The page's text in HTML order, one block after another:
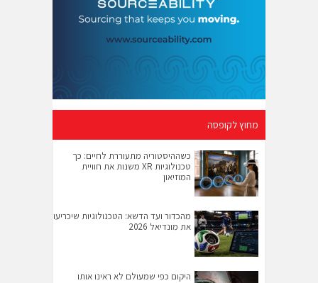
מחוץ לקופסה
כשההיסטוריה מתעוררת לחיים: כך
טכנולוגיות XR משנות את חוויית
המוזיאון
מהכדור ועד הדשא: הטכנולוגיות שיכריעו
את מונדיאל 2026
היקום כפי שמעולם לא ראינו אותו